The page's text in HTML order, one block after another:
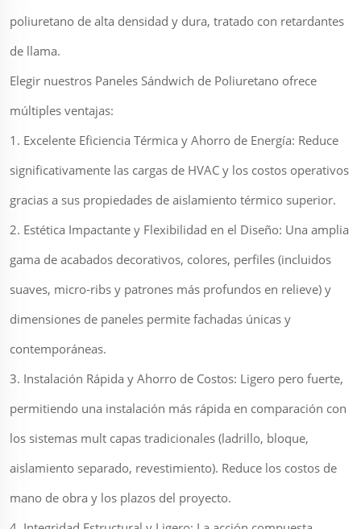
poliuretano de alta densidad y dura, tratado con retardantes
de llama.
Elegir nuestros Paneles Sándwich de Poliuretano ofrece
múltiples ventajas:
1. Excelente Eficiencia Térmica y Ahorro de Energía: Reduce
significativamente las cargas de HVAC y los costos operativos
gracias a sus propiedades de aislamiento térmico superior.
2. Estética Impactante y Flexibilidad en el Diseño: Una amplia
gama de acabados decorativos, colores, perfiles (incluidos
suaves, micro-ribs y patrones más profundos en relieve) y
dimensiones de paneles permite fachadas únicas y
contemporáneas.
3. Instalación Rápida y Ahorro de Costos: Ligero pero fuerte,
permitiendo una instalación más rápida en comparación con
los sistemas mult capas tradicionales (ladrillo, bloque,
aislamiento separado, revestimiento). Reduce los costos de
mano de obra y los plazos del proyecto.